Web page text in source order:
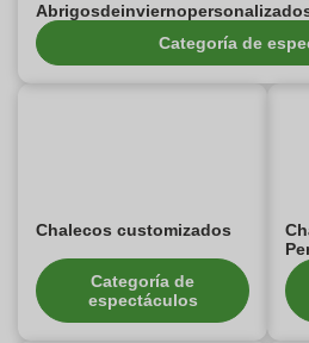
Categoría de
Chalecos customizados
Categoría de
espectáculos